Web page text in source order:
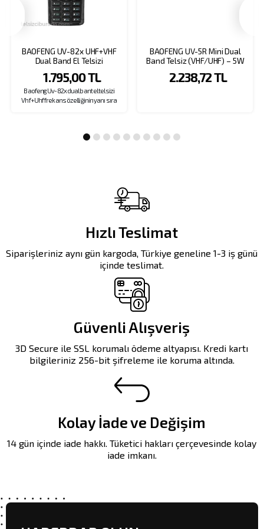
BAOFENG UV-82x UHF+VHF
Dual Band El Telsizi
1.795,00 TL
Baofeng Uv-82x dual bant el telsizi
Vhf+Uhf frekans özelliğinin yanı sıra
Uv-82x el telsizi, amatör lisans sahibi
BAOFENG UV-5R Mini Dual
Band Telsiz (VHF/UHF) – 5W
SARI
2.238,72 TL
Hızlı Teslimat
Siparişleriniz aynı gün kargoda, Türkiye geneline 1-3 iş günü
içinde teslimat.
Güvenli Alışveriş
3D Secure ile SSL korumalı ödeme altyapısı. Kredi kartı
bilgileriniz 256-bit şifreleme ile koruma altında.
Kolay İade ve Değişim
14 gün içinde iade hakkı. Tüketici hakları çerçevesinde kolay
iade imkanı.